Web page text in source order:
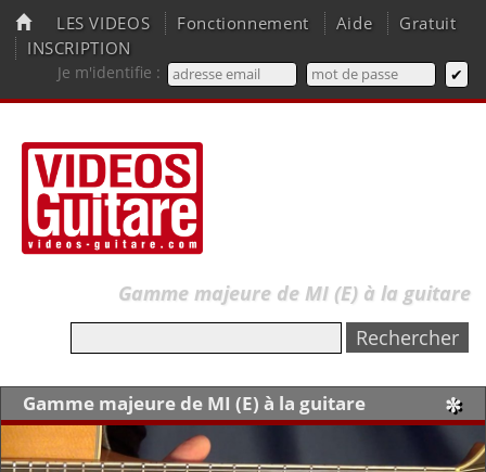
LES VIDEOS Fonctionnement Aide
Gratuit
INSCRIPTION
Je m'identifie :
Gamme majeure de MI (E) à la guitare
Gamme majeure de MI (E) à la guitare ✼